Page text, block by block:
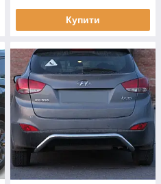
Купити